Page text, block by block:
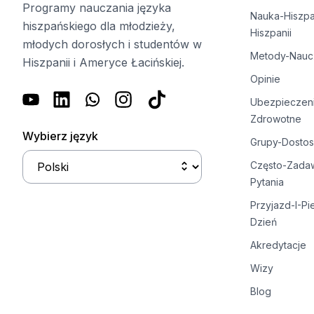
30-49 lat
Grupowe zajęcia z języka
Wieczorny kurs grupowy
Kursy długoterminowe
Kursy hiszpańskiego online
Przygotowanie do egzaminu DELE
Przygotowanie do egzaminów
50+ lat
50+ Programs Seasonal sessions
Wieczorny kurs grupowy
Kursy hiszpańskiego online
Przygotowanie do egzaminów
Programy nauczania języka
hiszpańskiego dla młodzieży,
młodych dorosłych i studentów w
Hiszpanii i Ameryce Łacińskiej.
Wybierz język
Nauka-
Hiszpanii
Metody-
Opinie
Zdrowotne
Grupy-
Często-
Pytania
Przyjazd-I-
Dzień
Akredytacje
Wizy
Blog